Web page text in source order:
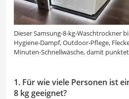
Dieser Samsung-8-kg-Waschtrockner
Hygiene-Dampf, Outdoor-Pflege,
Minuten-Schnellwäsche, damit
1. Für wie viele Personen ist
8 kg geeignet?